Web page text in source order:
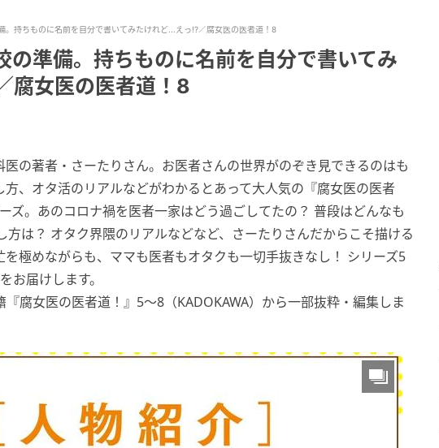
。持ちものに名前を自分で書いてみたけれど...えっ!?／腐女医の医者道！8
の準備。持ちものに名前を自分で書いてみ
腐女医の医者道！8
の著者・さーたりさん。お医者さんの世界がのぞき見できるのはも
、オタ活のリアルなどがわかるとあって大人気の『腐女医の医者
ズ。あのコロナ禍を医者一家はどう過ごしてたの？ 普段はどんなも
方は？ オタク界隈のリアルなどなど、さーたりさんだからこそ描ける
極めながらも、ママも医者もオタクも一切手抜きなし！ シリーズ5
お届けします。
腐女医の医者道！』5～8（KADOKAWA）から一部抜粋・編集しま